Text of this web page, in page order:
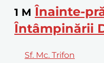
1 M Înainte-
Întâmpinării
Sf. Mc. Trifon